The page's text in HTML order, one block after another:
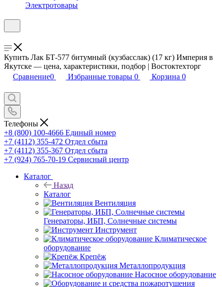
Электротовары
Купить Лак БТ-577 битумный (кузбасслак) (17 кг) Империя в
Якутске — цена, характеристики, подбор | Востоктехторг
Сравнение0 Избранные товары 0 Корзина 0
Телефоны
+8 (800) 100-4666 Единый номер
+7 (4112) 355-472 Отдел сбыта
+7 (4112) 355-367 Отдел сбыта
+7 (924) 765-70-19 Сервисный центр
Каталог
Назад
Каталог
Вентиляция
Генераторы, ИБП, Солнечные системы
Инструмент
Климатическое
оборудование
Крепёж
Металлопродукция
Насосное оборудование